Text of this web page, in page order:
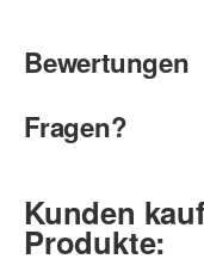
Bewertungen
Fragen?
Kunden
Produkte: